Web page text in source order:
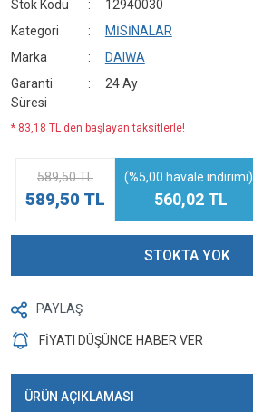
Stok Kodu
12940030
Kategori
MİSİNALAR
Marka
DAIWA
Garanti
Süresi
24 Ay
* 83,18 TL den başlayan taksitlerle!
589,50 TL
589,50 TL
(%5,00 havale indirimi)
560,02 TL
STOKTA YOK
PAYLAŞ
FİYATI DÜŞÜNCE HABER VER
ÜRÜN AÇIKLAMASI